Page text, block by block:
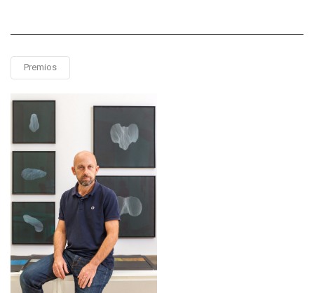
Premios